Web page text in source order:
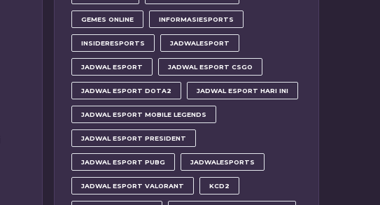
GEMES ONLINE INFORMASIESPORTS
INSIDERESPORTS JADWALESPORT
JADWAL ESPORT JADWAL ESPORT CSGO
JADWAL ESPORT DOTA2 JADWAL ESPORT HARI INI
JADWAL ESPORT MOBILE LEGENDS
JADWAL ESPORT PRESIDENT
JADWAL ESPORT PUBG JADWALESPORTS
JADWAL ESPORT VALORANT KCD2